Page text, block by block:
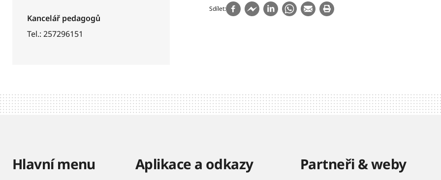
Kancelář pedagogů
Tel.: 257296151
Sdílet
Hlavní menu Aplikace a odkazy Partneři & weby